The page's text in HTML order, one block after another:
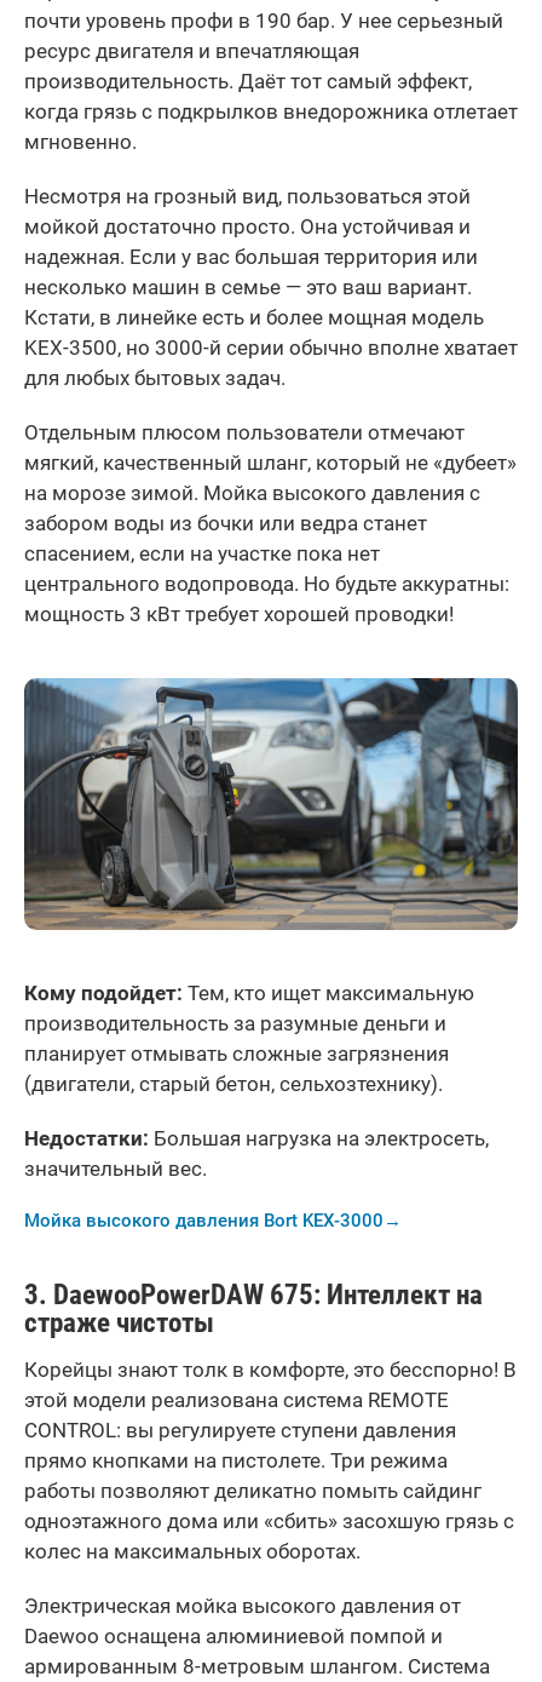
почти уровень профи в 190 бар. У нее серьезный
ресурс двигателя и впечатляющая
производительность. Даёт тот самый эффект,
когда грязь с подкрылков внедорожника отлетает
мгновенно.
Несмотря на грозный вид, пользоваться этой
мойкой достаточно просто. Она устойчивая и
надежная. Если у вас большая территория или
несколько машин в семье — это ваш вариант.
Кстати, в линейке есть и более мощная модель
KEX-3500, но 3000-й серии обычно вполне хватает
для любых бытовых задач.
Отдельным плюсом пользователи отмечают
мягкий, качественный шланг, который не «дубеет»
на морозе зимой. Мойка высокого давления с
забором воды из бочки или ведра станет
спасением, если на участке пока нет
центрального водопровода. Но будьте аккуратны:
мощность 3 кВт требует хорошей проводки!
Кому подойдет: Тем, кто ищет максимальную
производительность за разумные деньги и
планирует отмывать сложные загрязнения
(двигатели, старый бетон, сельхозтехнику).
Недостатки: Большая нагрузка на электросеть,
значительный вес.
Мойка высокого давления Bort KEX-3000 →
3. DaewooPowerDAW 675: Интеллект на
страже чистоты
Корейцы знают толк в комфорте, это бесспорно! В
этой модели реализована система REMOTE
CONTROL: вы регулируете ступени давления
прямо кнопками на пистолете. Три режима
работы позволяют деликатно помыть сайдинг
одноэтажного дома или «сбить» засохшую грязь с
колес на максимальных оборотах.
Электрическая мойка высокого давления от
Daewoo оснащена алюминиевой помпой и
армированным 8-метровым шлангом. Система